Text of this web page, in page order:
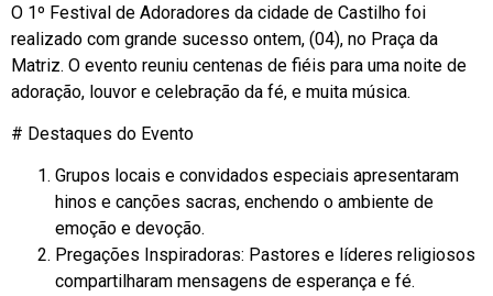
O 1º Festival de Adoradores da cidade de Castilho foi
realizado com grande sucesso ontem, (04), no Praça da
Matriz. O evento reuniu centenas de fiéis para uma noite de
adoração, louvor e celebração da fé, e muita música.
# Destaques do Evento
Grupos locais e convidados especiais apresentaram
hinos e canções sacras, enchendo o ambiente de
emoção e devoção.
Pregações Inspiradoras: Pastores e líderes religiosos
compartilharam mensagens de esperança e fé.